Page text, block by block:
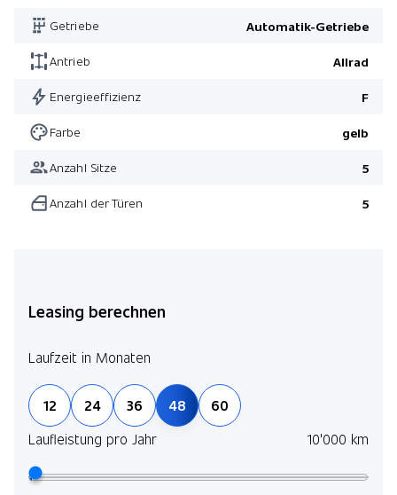
Getriebe Automatik-Getriebe
Antrieb Allrad
Energieeffizienz F
Farbe gelb
Anzahl Sitze 5
Anzahl der Türen 5
Leasing berechnen
Laufzeit in Monaten
12 24 36 48
60
Laufleistung pro Jahr
10'000 km